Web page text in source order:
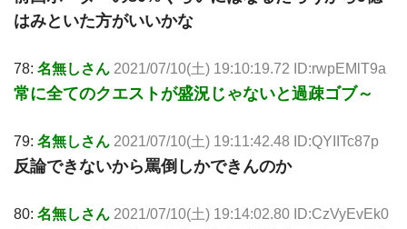
はみといた方がいいかな
78: 名無しさん 2021/07/10(土) 19:10:19.72 ID:rwpEMlT9a
常に全てのクエストが盛況じゃないと過疎ゴブ～
79: 名無しさん 2021/07/10(土) 19:11:42.48 ID:QYIITc87p
反論できないから罵倒しかできんのか
80: 名無しさん 2021/07/10(土) 19:14:02.80 ID:CzVyEvEk0